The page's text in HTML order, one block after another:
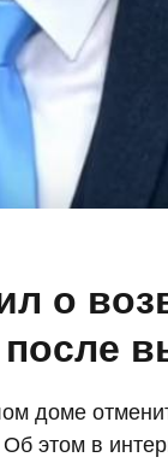
о
доме
этом в